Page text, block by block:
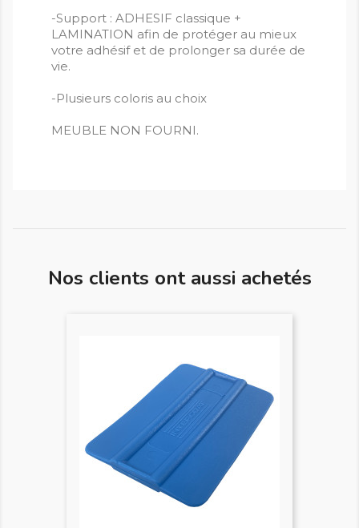
-Support : ADHESIF classique +
LAMINATION afin de protéger au mieux
votre adhésif et de prolonger sa durée de
vie.
-Plusieurs coloris au choix
MEUBLE NON FOURNI.
Nos clients ont aussi achetés